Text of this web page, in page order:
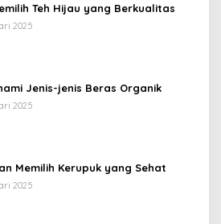
Teh Hijau yang Berkualitas
2025
Jenis-jenis Beras Organik
2025
Memilih Kerupuk yang Sehat
2025